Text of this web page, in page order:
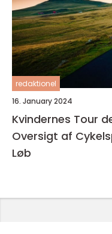
redaktionel
16. January 2024
Kvindernes Tour
Oversigt af
Løb